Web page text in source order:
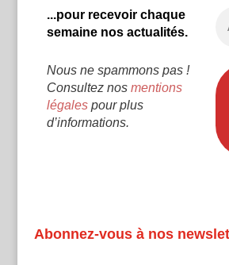
...pour recevoir chaque
semaine nos actualités.
Nous ne spammons pas !
Consultez nos mentions
légalespour plus
d’informations.
Abonnez-vous à nos